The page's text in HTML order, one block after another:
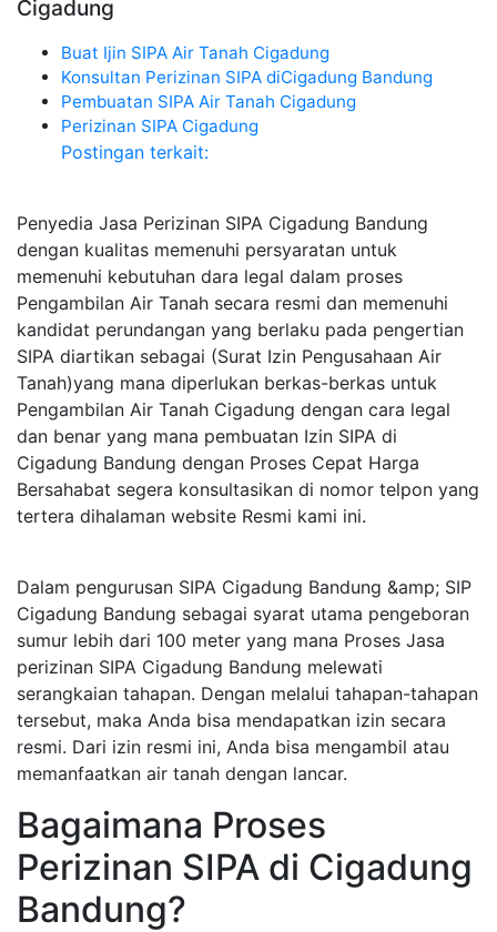
Cigadung
Buat Ijin SIPA Air Tanah Cigadung
Konsultan Perizinan SIPA diCigadung Bandung
Pembuatan SIPA Air Tanah Cigadung
Perizinan SIPA Cigadung
Postingan terkait:
Penyedia Jasa Perizinan SIPA Cigadung Bandung
dengan kualitas memenuhi persyaratan untuk
memenuhi kebutuhan dara legal dalam proses
Pengambilan Air Tanah secara resmi dan memenuhi
kandidat perundangan yang berlaku pada pengertian
SIPA diartikan sebagai (Surat Izin Pengusahaan Air
Tanah)yang mana diperlukan berkas-berkas untuk
Pengambilan Air Tanah Cigadung dengan cara legal
dan benar yang mana pembuatan Izin SIPA di
Cigadung Bandung dengan Proses Cepat Harga
Bersahabat segera konsultasikan di nomor telpon yang
tertera dihalaman website Resmi kami ini.
Dalam pengurusan SIPA Cigadung Bandung &amp; SIP
Cigadung Bandung sebagai syarat utama pengeboran
sumur lebih dari 100 meter yang mana Proses Jasa
perizinan SIPA Cigadung Bandung melewati
serangkaian tahapan. Dengan melalui tahapan-tahapan
tersebut, maka Anda bisa mendapatkan izin secara
resmi. Dari izin resmi ini, Anda bisa mengambil atau
memanfaatkan air tanah dengan lancar.
Bagaimana Proses
Perizinan SIPA di Cigadung
Bandung?